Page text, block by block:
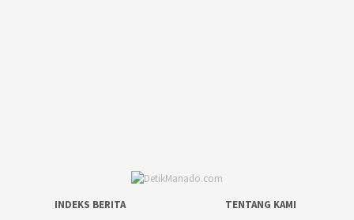
INDEKS BERITA
TENTANG KAMI